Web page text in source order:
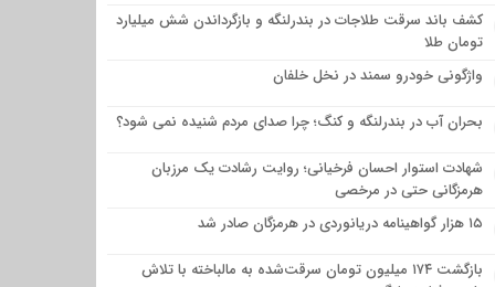
کشف باند سرقت طلاجات در بندرلنگه و بازگرداندن شش میلیارد
تومان طلا
واژگونی خودرو سمند در نخل خلفان
بحران آب در بندرلنگه و کنگ؛ چرا صدای مردم شنیده نمی شود؟
شهادت استوار احسان فرخیانی؛ روایت رشادت یک مرزبان
هرمزگانی حتی در مرخصی
۱۵ هزار گواهینامه دریانوردی در هرمزگان صادر شد
بازگشت ۱۷۴ میلیون تومان سرقت‌شده به مالباخته با تلاش